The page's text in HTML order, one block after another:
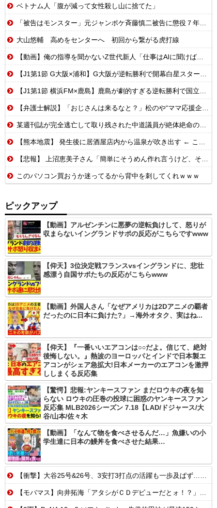
ベトナム人「腹が減って女性殺し山に捨てた」
「被告はモンスター」元ジャンポケ斉藤慎二被告に懲役７年求刑でほぼ実刑確実？弁護側の主張が無理筋なワケ
大山悠輔 高めをセンターへ 初回から繋がる虎打線
【動画】俺の指導を聞かないZ世代新人「仕事はAIに聞けば余裕w」俺「AI以下でごめんね」→指導やめて放置プレイした結果w
【J1第1節 G大阪×浦和】G大阪が逆転勝利で開幕白星スタート！数的優位の中で逆転を許す苦しい展開も終盤に再逆転に成功
【J1第1節 横浜FM×鹿島】鹿島が劇的すぎる逆転勝利で国立での開幕戦制す！後半ATにチャヴリッチが2ゴールの大活躍
【弁護士解説】「おじさんは来るなと？」松のや“ママ応援企画”に批判殺到→謝罪…キャンペーンは「男女差別」だったのか
某週刊誌が完全逃亡して取り残された中道議員が絶体絶命の窮地、「今度は宏池会に矛先を向けたか……」と節操の無さに呆れる人が続出
【熊本地震】 発生後に居酒屋店内から温泉が吹き出す ← これ前触れじゃね？
【悲報】 上沼恵美子さん「簡単にそうめん作れ言うけど、そうめん作りて地獄なんよ」
このパソコン買おうか迷ってるから背中を刺してくれｗｗｗ
ピックアップ
【動画】アルゼンチンに悪夢の逆転負けして、怒りが
収まらないイングランドサポの反応がこちらですwww
【仰天】3位決定戦フランスvsイングランドに、悲壮
感漂う自国サポたちの反応がこちらwww
【動画】外国人さん「なぜアメリカは2Dアニメの覇者
だったのに日本に負けた?」→海外オタク、実はね...
【仰天】『一番いいエアコンは○○だよ。信じて、絶対
後悔しない。』熱波のヨーロッパとインドで日本製エ
アコンがシェア急拡大!日本メーカーのエアコンを激押
ししまくる反応集
【驚愕】悲報:ヤンキースファン まだロウキの夜を知
らない ロウキの圧巻の投球に困惑のヤンキースファン
反応集 MLB2026シーズン 7.18【LAD/ドジャース/大
谷/山本/佐々木
【動画】「なんて物を食べさせるんだ…」魚嫌いの小
学生達に日本の鰻丼を食べさせた結果…
【衝撃】大谷25号&26号、3安打3打点の活躍も一歩及ばず…それでも希望を見出すLADファン反応集 MLB2026シーズン 8.
【モバマス】向井拓海「アタシがＣＤデビューだとォ！？」 高垣楓「ﾋｬｳｨｺﾞｰ ｶﾓﾝｯ」